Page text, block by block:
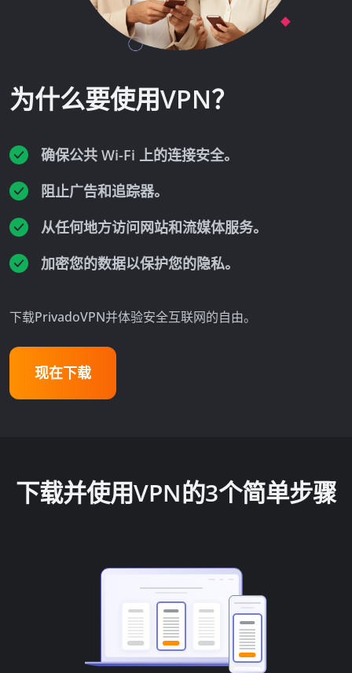
为什么要使用VPN？
确保公共 Wi-Fi 上的连接安全。
阻止广告和追踪器。
从任何地方访问网站和流媒体服务。
加密您的数据以保护您的隐私。
下载PrivadoVPN并体验安全互联网的自由。
现在下载
下载并使用VPN的3个简单步骤